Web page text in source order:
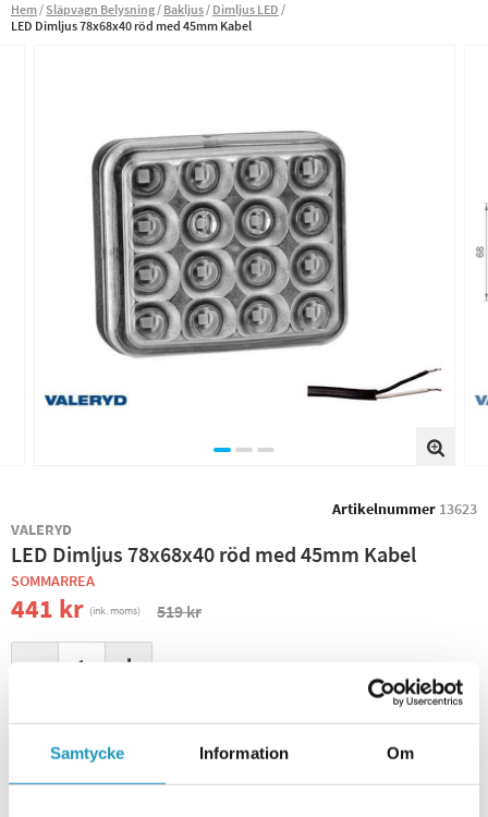
Samtycke Information Om
Hem Släpvagn Belysning Bakljus Dimljus LED
LED Dimljus 78x68x40 röd med 45mm Kabel
Artikelnummer 13623
VALERYD
LED Dimljus 78x68x40 röd med 45mm Kabel
SOMMARREA
441 kr (ink. moms) 519 kr
+
+ LÄGG I KUNDVAGN